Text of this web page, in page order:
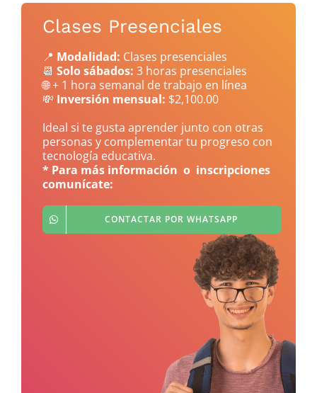
Clases Presenciales
📍 Modalidad: Clases presenciales
📆 Solo sábados: 3 horas presenciales
🌐 + 1 hora semanal de trabajo en línea
💸 Inversión mensual: $2,100.00
Ideal si te gusta aprender junto con otras
personas y complementar tu progreso con
tecnología educativa.
* Para más información o inscripciones
comunícate:
CONTACTAR POR WHATSAPP